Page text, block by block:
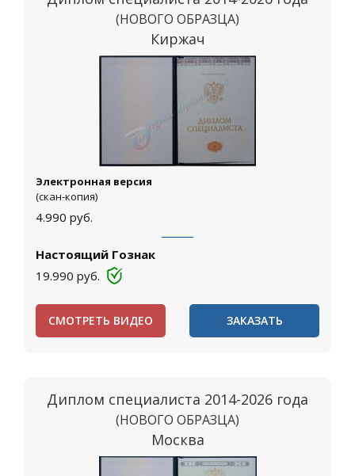
(НОВОГО ОБРАЗЦА)
Киржач
Электронная версия
(скан-копия)
4.990 руб.
Настоящий Гознак
19.990 руб.
СМОТРЕТЬ ВИДЕО ЗАКАЗАТЬ
Диплом специалиста 2014-2026 года
(НОВОГО ОБРАЗЦА)
Москва